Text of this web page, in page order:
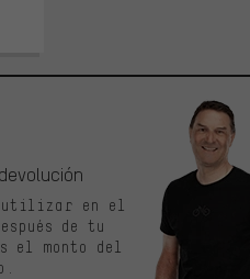
utilizar en el
de tu
el monto del